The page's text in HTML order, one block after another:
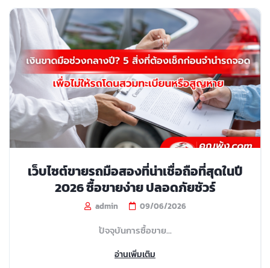
เว็บไซต์ขายรถมือสองที่น่าเชื่อถือที่สุดในปี
2026 ซื้อขายง่าย ปลอดภัยชัวร์
admin 09/06/2026
ปัจจุบันการซื้อขาย...
อ่านเพิ่มเติม